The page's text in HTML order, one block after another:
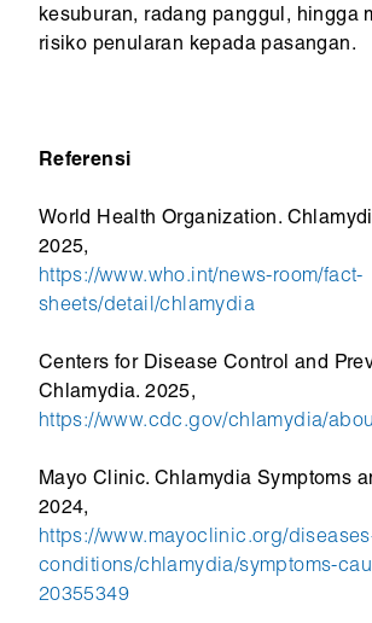
kesuburan, radang panggul, hingga
risiko penularan kepada pasangan.
Referensi
World Health Organization.
2025,
https://www.who.int/news-room/fact-
sheets/detail/chlamydia
Centers for Disease Control and
Chlamydia. 2025,
https://www.cdc.gov/chlamydia/
Mayo Clinic. Chlamydia Symptoms
2024,
https://www.mayoclinic.org/
conditions/chlamydia/symptoms-
20355349